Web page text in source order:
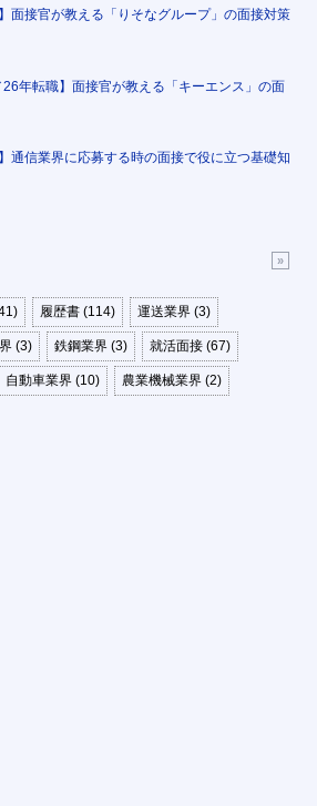
面接官が教える「りそなグループ」の面接対策
26年転職】面接官が教える「キーエンス」の面
通信業界に応募する時の面接で役に立つ基礎知
履歴書 (114) 運送業界 (3)
(3) 鉄鋼業界 (3) 就活面接 (67)
自動車業界 (10) 農業機械業界 (2)